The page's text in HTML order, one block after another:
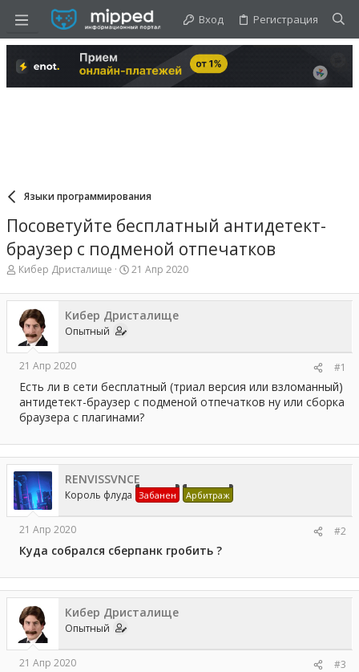
Вход Регистрация
Языки программирования
Посоветуйте бесплатный антидетект-
браузер с подменой отпечатков
А
т
р
е
ы
Кибер Дристалище
Д
т
н
а
21 Апр 2020
Кибер Дристалище
Опытный
21 Апр 2020 #1
Есть ли в сети бесплатный (триал версия или взломанный)
антидетект-браузер с подменой отпечатков ну или сборка
браузера с плагинами?
RENVISSVNCE
Король флуда Забанен Арбитраж
21 Апр 2020 #2
Куда собрался сберпанк гробить ?
Кибер Дристалище
Опытный
21 Апр 2020
#3